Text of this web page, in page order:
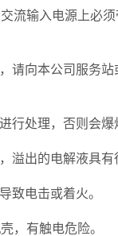
流输入电源上必
请向本公司服务
行处理，否则会爆
溢出的电解液具有
致电击或着火。
，有触电危险。